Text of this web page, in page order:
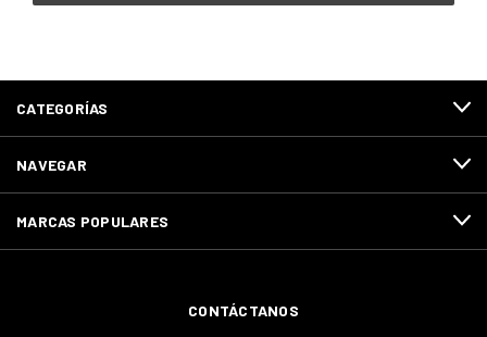
CATEGORÍAS
NAVEGAR
MARCAS POPULARES
CONTÁCTANOS